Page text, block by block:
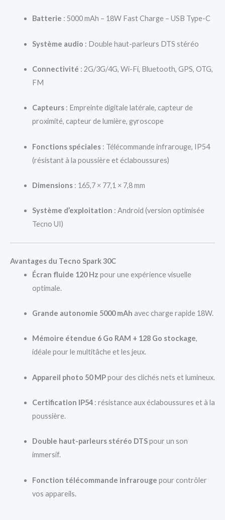
Batterie : 5000 mAh – 18W Fast Charge – USB Type-C
Système audio : Double haut-parleurs DTS stéréo
Connectivité : 2G/3G/4G, Wi-Fi, Bluetooth, GPS, OTG,
FM
Capteurs: Empreinte digitale latérale, capteur de
proximité, capteur de lumière, gyroscope
Fonctions spéciales: Télécommande infrarouge, IP54
(résistant à la poussière et éclaboussures)
Dimensions: 165,7 × 77,1 × 7,8 mm
Système d’exploitation : Android (version optimisée
Tecno UI)
Avantages du Tecno Spark 30C
Écran fluide 120 Hz pour une expérience visuelle
optimale.
Grande autonomie 5000 mAh avec charge rapide 18W.
Mémoire étendue 6 Go RAM + 128 Go stockage,
idéale pour le multitâche et les jeux.
Appareil photo 50 MPpour des clichés nets et lumineux.
Certification IP54: résistance aux éclaboussures et à la
poussière.
Double haut-parleurs stéréo DTSpour un son
immersif.
Fonction télécommande infrarouge pour contrôler
vos appareils.